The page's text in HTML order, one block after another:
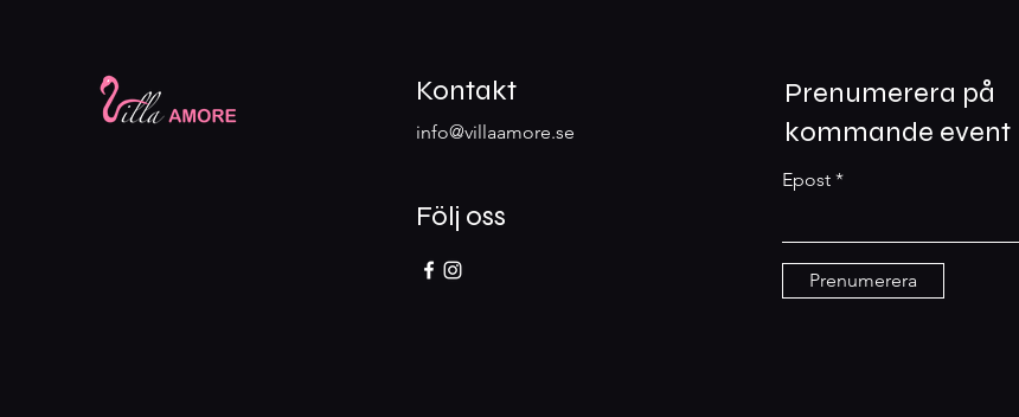
Kontakt
info@villaamore.se
Följ oss
Prenumerera på
kommande event
Epost
Prenumerera